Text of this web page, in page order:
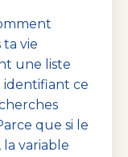
vie
une liste
identifiant ce
que si le
variable